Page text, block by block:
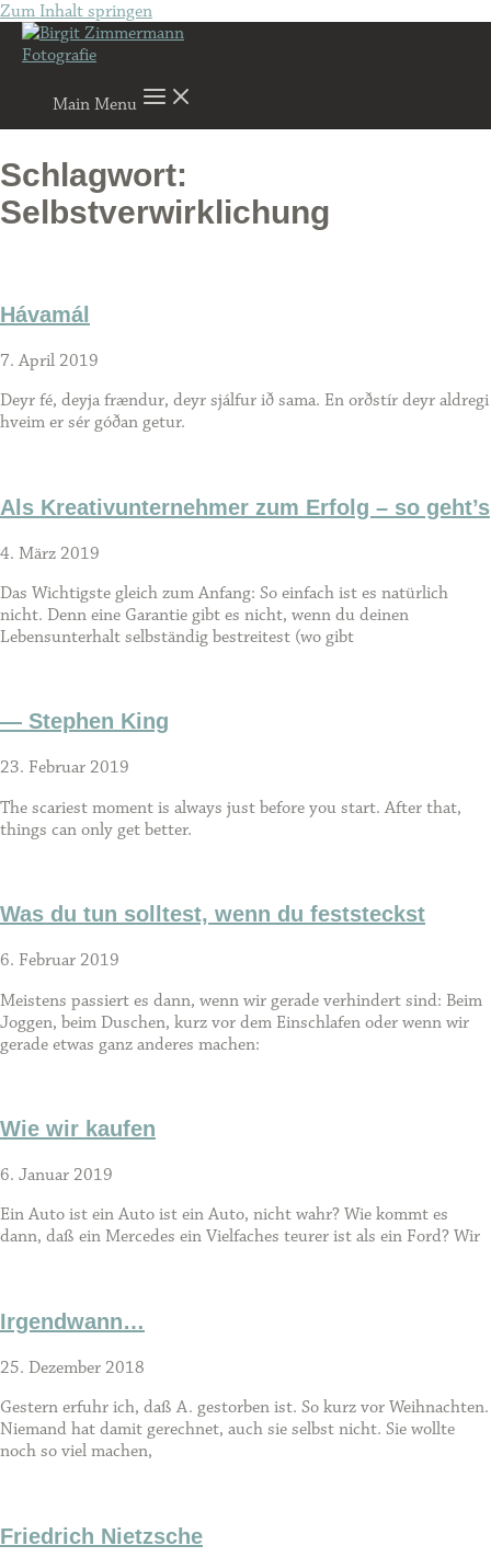
Zum Inhalt springen
Main Menu
Schlagwort:
Selbstverwirklichung
Hávamál
7. April 2019
Deyr fé, deyja frændur, deyr sjálfur ið sama. En orðstír deyr aldregi
hveim er sér góðan getur.
Als Kreativunternehmer zum Erfolg – so geht’s
4. März 2019
Das Wichtigste gleich zum Anfang: So einfach ist es natürlich
nicht. Denn eine Garantie gibt es nicht, wenn du deinen
Lebensunterhalt selbständig bestreitest (wo gibt
— Stephen King
23. Februar 2019
The scariest moment is always just before you start. After that,
things can only get better.
Was du tun solltest, wenn du feststeckst
6. Februar 2019
Meistens passiert es dann, wenn wir gerade verhindert sind: Beim
Joggen, beim Duschen, kurz vor dem Einschlafen oder wenn wir
gerade etwas ganz anderes machen:
Wie wir kaufen
6. Januar 2019
Ein Auto ist ein Auto ist ein Auto, nicht wahr? Wie kommt es
dann, daß ein Mercedes ein Vielfaches teurer ist als ein Ford? Wir
Irgendwann…
25. Dezember 2018
Gestern erfuhr ich, daß A. gestorben ist. So kurz vor Weihnachten.
Niemand hat damit gerechnet, auch sie selbst nicht. Sie wollte
noch so viel machen,
Friedrich Nietzsche